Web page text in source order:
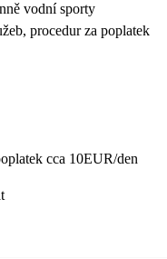
vodní sporty
procedur za poplatek
cca 10EUR/den